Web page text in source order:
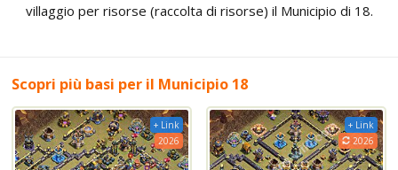
villaggio per risorse (raccolta di risorse) il Municipio di 18.
Scopri più basi per il Municipio 18
+ Link
2026
+ Link
2026